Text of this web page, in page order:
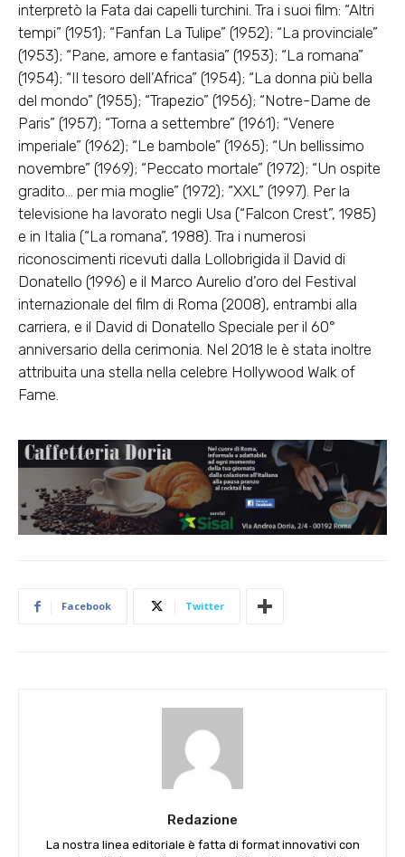
interpretò la Fata dai capelli turchini. Tra i suoi film: “Altri
tempi” (1951); “Fanfan La Tulipe” (1952); “La provinciale”
(1953); “Pane, amore e fantasia” (1953); “La romana”
(1954); “Il tesoro dell’Africa” (1954); “La donna più bella
del mondo” (1955); “Trapezio” (1956); “Notre-Dame de
Paris” (1957); “Torna a settembre” (1961); “Venere
imperiale” (1962); “Le bambole” (1965); “Un bellissimo
novembre” (1969); “Peccato mortale” (1972); “Un ospite
gradito… per mia moglie” (1972); “XXL” (1997). Per la
televisione ha lavorato negli Usa (“Falcon Crest”, 1985)
e in Italia (“La romana”, 1988). Tra i numerosi
riconoscimenti ricevuti dalla Lollobrigida il David di
Donatello (1996) e il Marco Aurelio d’oro del Festival
internazionale del film di Roma (2008), entrambi alla
carriera, e il David di Donatello Speciale per il 60°
anniversario della cerimonia. Nel 2018 le è stata inoltre
attribuita una stella nella celebre Hollywood Walk of
Fame.
Facebook Twitter
Redazione
La nostra linea editoriale è fatta di format innovativi con